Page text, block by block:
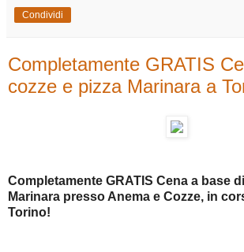
Condividi
Completamente GRATIS
cozze e pizza Marinara a
Completamente GRATIS Cena a base
Marinara presso Anema e Cozze, in
Torino!